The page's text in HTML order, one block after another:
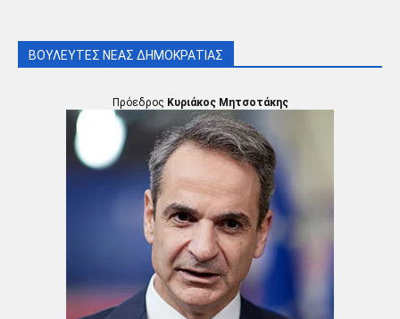
ΒΟΥΛΕΥΤΕΣ ΝΕΑΣ ΔΗΜΟΚΡΑΤΙΑΣ
Πρόεδρος Κυριάκος Μητσοτάκης